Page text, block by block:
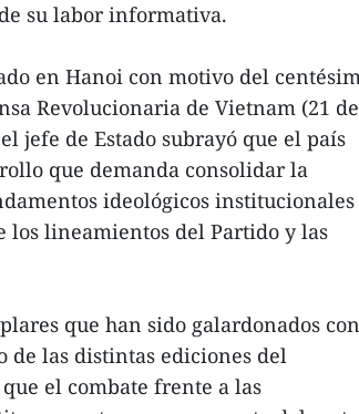
su labor informativa.
en Hanoi con motivo del
Revolucionaria de Vietnam (21 de
jefe de Estado subrayó que el país
que demanda consolidar la
ideológicos institucionales
lineamientos del Partido y las
que han sido galardonados
de las distintas ediciones del
el combate frente a las